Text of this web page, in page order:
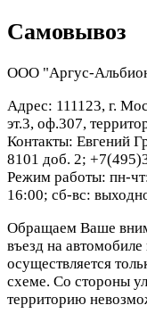
Самовывоз
ООО "Аргус-
Адрес: 111123, г.
эт.3, оф.307,
Контакты: Евгений
8101 доб. 2;
Режим работы: пн-
16:00; сб-вс:
Обращаем Ваше
въезд на
осуществляется
схеме. Со стороны
территорию